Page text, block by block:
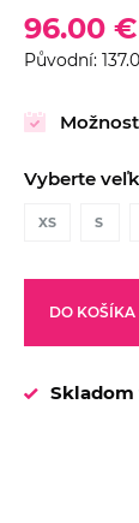
96.00 €
Původní:
Vyberte
XS S
DO KOŠÍKA
Skladom